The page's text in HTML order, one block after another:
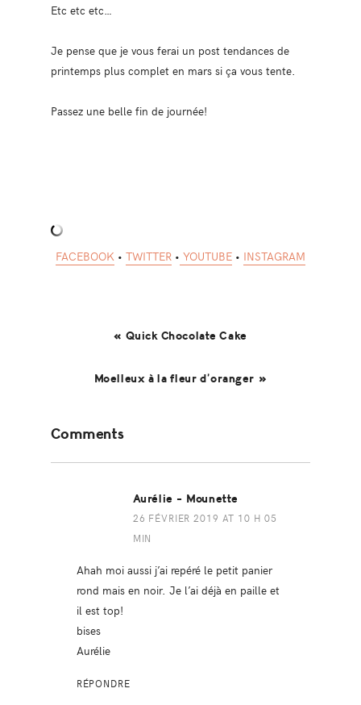
Etc etc etc…
Je pense que je vous ferai un post tendances de
printemps plus complet en mars si ça vous tente.
Passez une belle fin de journée!
FACEBOOK • TWITTER • YOUTUBE • INSTAGRAM
« Quick Chocolate Cake
Moelleux à la fleur d’oranger »
Interactions
Comments
Aurélie - Mounette
26 FÉVRIER 2019 AT 10 H 05
MIN
Ahah moi aussi j’ai repéré le petit panier
rond mais en noir. Je l’ai déjà en paille et
il est top!
bises
Aurélie
RÉPONDRE